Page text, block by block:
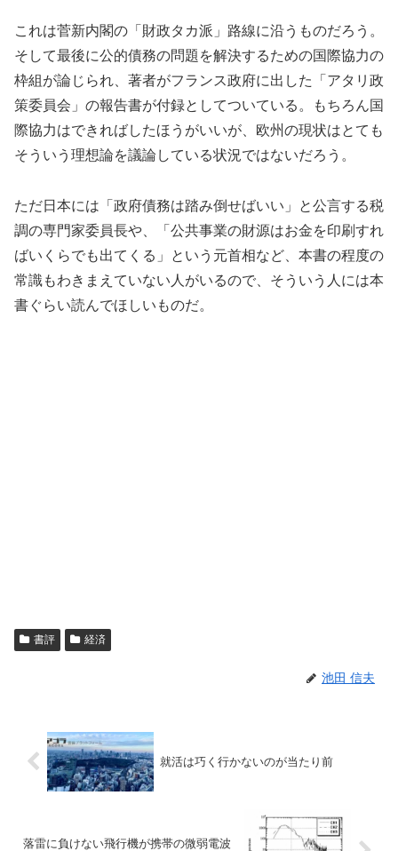
これは菅新内閣の「財政タカ派」路線に沿うものだろう。
そして最後に公的債務の問題を解決するための国際協力の
枠組が論じられ、著者がフランス政府に出した「アタリ政
策委員会」の報告書が付録としてついている。もちろん国
際協力はできればしたほうがいいが、欧州の現状はとても
そういう理想論を議論している状況ではないだろう。
ただ日本には「政府債務は踏み倒せばいい」と公言する税
調の専門家委員長や、「公共事業の財源はお金を印刷すれ
ばいくらでも出てくる」という元首相など、本書の程度の
常識もわきまえていない人がいるので、そういう人には本
書ぐらい読んでほしいものだ。
書評 経済
池田 信夫
就活は巧く行かないのが当たり前
落雷に負けない飛行機が携帯の微弱電波